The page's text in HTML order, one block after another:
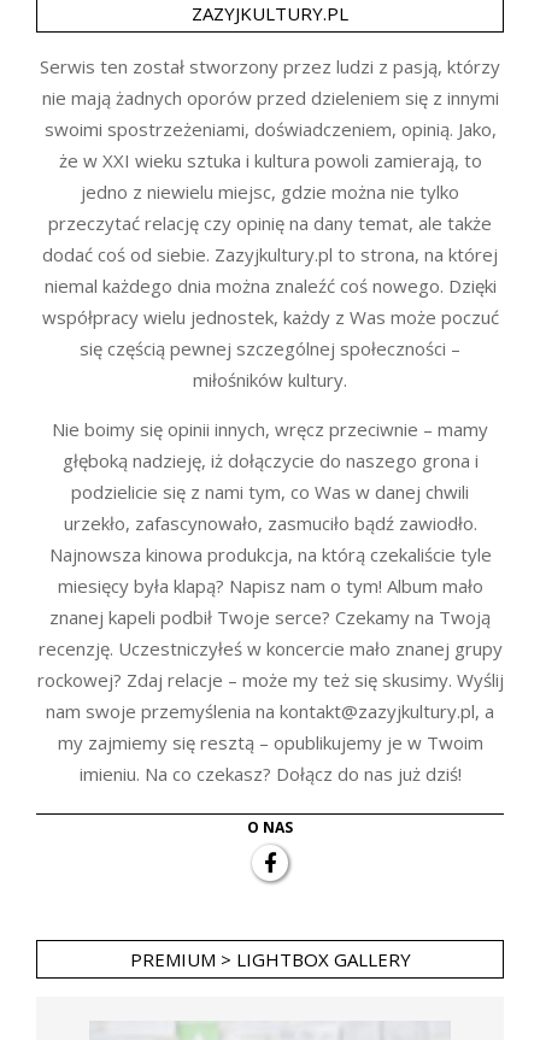
ZAZYJKULTURY.PL
Serwis ten został stworzony przez ludzi z pasją, którzy
nie mają żadnych oporów przed dzieleniem się z innymi
swoimi spostrzeżeniami, doświadczeniem, opinią. Jako,
że w XXI wieku sztuka i kultura powoli zamierają, to
jedno z niewielu miejsc, gdzie można nie tylko
przeczytać relację czy opinię na dany temat, ale także
dodać coś od siebie. Zazyjkultury.pl to strona, na której
niemal każdego dnia można znaleźć coś nowego. Dzięki
współpracy wielu jednostek, każdy z Was może poczuć
się częścią pewnej szczególnej społeczności –
miłośników kultury.
Nie boimy się opinii innych, wręcz przeciwnie – mamy
głęboką nadzieję, iż dołączycie do naszego grona i
podzielicie się z nami tym, co Was w danej chwili
urzekło, zafascynowało, zasmuciło bądź zawiodło.
Najnowsza kinowa produkcja, na którą czekaliście tyle
miesięcy była klapą? Napisz nam o tym! Album mało
znanej kapeli podbił Twoje serce? Czekamy na Twoją
recenzję. Uczestniczyłeś w koncercie mało znanej grupy
rockowej? Zdaj relacje – może my też się skusimy. Wyślij
nam swoje przemyślenia na kontakt@zazyjkultury.pl, a
my zajmiemy się resztą – opublikujemy je w Twoim
imieniu. Na co czekasz? Dołącz do nas już dziś!
O NAS
PREMIUM > LIGHTBOX GALLERY